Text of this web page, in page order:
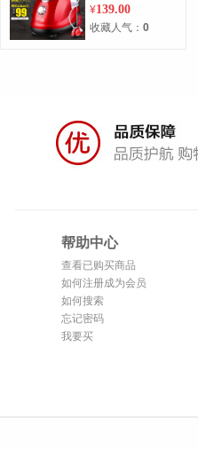
机烫衣服熨烫机电
熨斗正品包邮
¥139.00
收藏人气： 0
帮助中心
查看已购买商品
如何注册成为会员
如何搜索
忘记密码
我要买